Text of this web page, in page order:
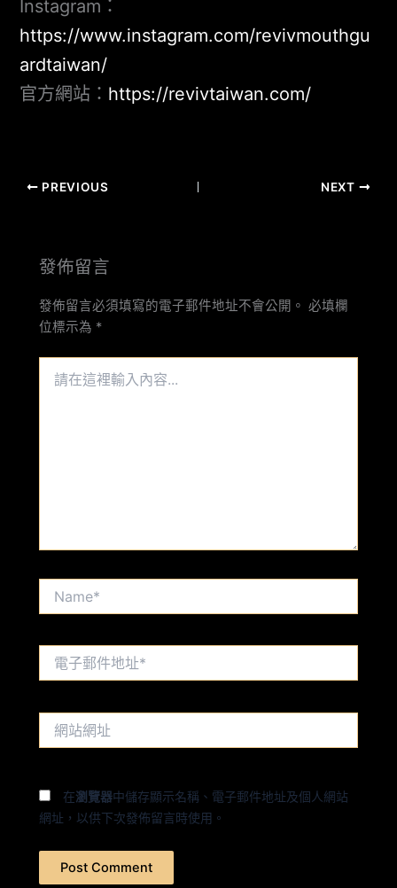
Instagram：
https://www.instagram.com/revivmouthgu
ardtaiwan/
官方網站： https://revivtaiwan.com/
PREVIOUS NEXT
發佈留言
發佈留言必須填寫的電子郵件地址不會公開。 必填欄
位標示為 *
在瀏覽器中儲存顯示名稱、電子郵件地址及個人網站
網址，以供下次發佈留言時使用。